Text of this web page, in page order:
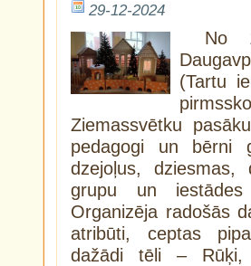
29-12-2024
No
(Tartu
Ziemassvētku
pedagogi un bērni
dzejoļus, dziesmas,
grupu un iestādes
Organizēja radošās
atribūti, ceptas
dažādi tēli – Rūķi,